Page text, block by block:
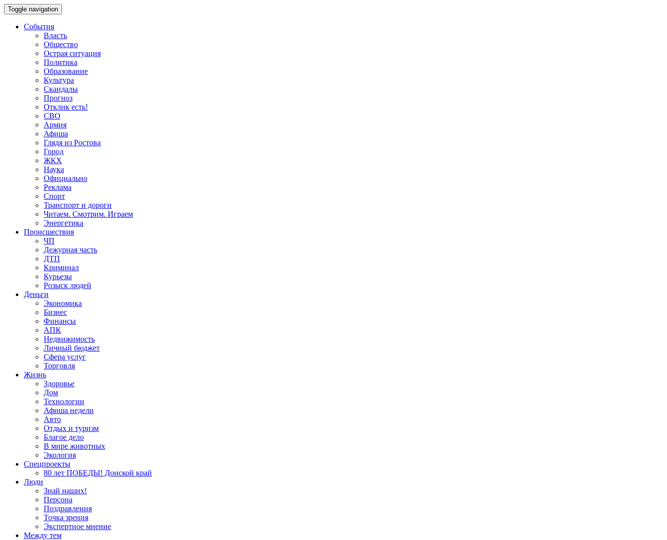
Toggle navigation
События
Власть
Общество
Острая ситуация
Политика
Образование
Культура
Скандалы
Прогноз
Отклик есть!
СВО
Армия
Афиша
Глядя из Ростова
Город
ЖКХ
Наука
Официально
Реклама
Спорт
Транспорт и дороги
Читаем. Смотрим. Играем
Энергетика
Происшествия
ЧП
Дежурная часть
ДТП
Криминал
Курьезы
Розыск людей
Деньги
Экономика
Бизнес
Финансы
АПК
Недвижимость
Личный бюджет
Сфера услуг
Торговля
Жизнь
Здоровье
Дом
Технологии
Афиша недели
Авто
Отдых и туризм
Благое дело
В мире животных
Экология
Спецпроекты
80 лет ПОБЕДЫ! Донской край
Люди
Знай наших!
Персона
Поздравления
Точка зрения
Экспертное мнение
Между тем